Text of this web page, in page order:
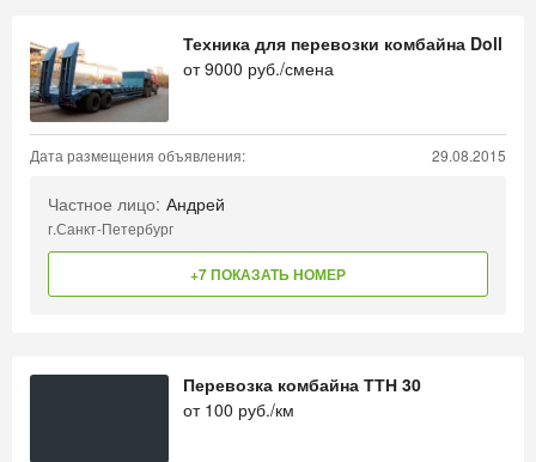
Техника для перевозки комбайна Doll
от9000 руб./смена
Дата размещения объявления: 29.08.2015
Частное лицо: Андрей
г.Санкт-Петербург
+7 ПОКАЗАТЬ НОМЕР
Перевозка комбайна ТТН 30
от 100 руб./км